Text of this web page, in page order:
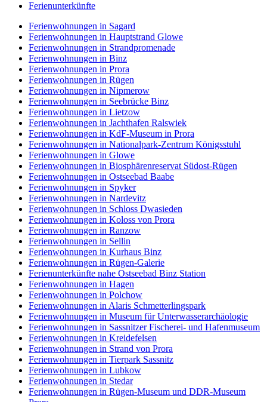
Ferienunterkünfte
Ferienwohnungen in Sagard
Ferienwohnungen in Hauptstrand Glowe
Ferienwohnungen in Strandpromenade
Ferienwohnungen in Binz
Ferienwohnungen in Prora
Ferienwohnungen in Rügen
Ferienwohnungen in Nipmerow
Ferienwohnungen in Seebrücke Binz
Ferienwohnungen in Lietzow
Ferienwohnungen in Jachthafen Ralswiek
Ferienwohnungen in KdF-Museum in Prora
Ferienwohnungen in Nationalpark-Zentrum Königsstuhl
Ferienwohnungen in Glowe
Ferienwohnungen in Biosphärenreservat Südost-Rügen
Ferienwohnungen in Ostseebad Baabe
Ferienwohnungen in Spyker
Ferienwohnungen in Nardevitz
Ferienwohnungen in Schloss Dwasieden
Ferienwohnungen in Koloss von Prora
Ferienwohnungen in Ranzow
Ferienwohnungen in Sellin
Ferienwohnungen in Kurhaus Binz
Ferienwohnungen in Rügen-Galerie
Ferienunterkünfte nahe Ostseebad Binz Station
Ferienwohnungen in Hagen
Ferienwohnungen in Polchow
Ferienwohnungen in Alaris Schmetterlingspark
Ferienwohnungen in Museum für Unterwasserarchäologie
Ferienwohnungen in Sassnitzer Fischerei- und Hafenmuseum
Ferienwohnungen in Kreidefelsen
Ferienwohnungen in Strand von Prora
Ferienwohnungen in Tierpark Sassnitz
Ferienwohnungen in Lubkow
Ferienwohnungen in Stedar
Ferienwohnungen in Rügen-Museum und DDR-Museum